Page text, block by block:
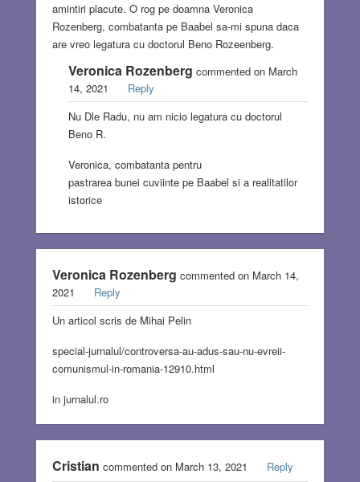
amintiri placute. O rog pe doamna Veronica
Rozenberg, combatanta pe Baabel sa-mi spuna daca
are vreo legatura cu doctorul Beno Rozeenberg.
Veronica Rozenberg commented on March
14, 2021
Reply
Nu Dle Radu, nu am nicio legatura cu doctorul
Beno R.
Veronica, combatanta pentru
pastrarea bunei cuviinte pe Baabel si a realitatilor
istorice
Veronica Rozenberg commented on March 14,
2021
Reply
Un articol scris de Mihai Pelin
special-jurnalul/controversa-au-adus-sau-nu-evreii-
comunismul-in-romania-12910.html
in jurnalul.ro
Cristian commented on March 13, 2021
Reply